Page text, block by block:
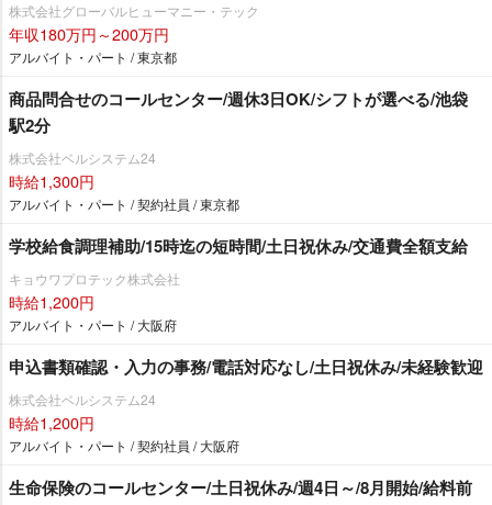
株式会社グローバルヒューマニー・テック
年収180万円～200万円
アルバイト・パート / 東京都
商品問合せのコールセンター/週休3日OK/シフトが選べる/池袋
駅2分
株式会社ベルシステム24
時給1,300円
アルバイト・パート / 契約社員 / 東京都
学校給食調理補助/15時迄の短時間/土日祝休み/交通費全額支給
キョウワプロテック株式会社
時給1,200円
アルバイト・パート / 大阪府
申込書類確認・入力の事務/電話対応なし/土日祝休み/未経験歓迎
株式会社ベルシステム24
時給1,200円
アルバイト・パート / 契約社員 / 大阪府
生命保険のコールセンター/土日祝休み/週4日～/8月開始/給料前